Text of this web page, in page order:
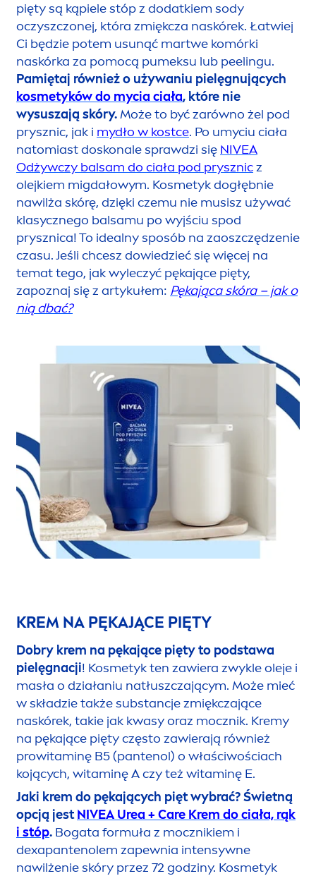
pięty są kąpiele stóp z dodatkiem sody
oczyszczonej, która zmiękcza naskórek. Łatwiej
Ci będzie potem usunąć martwe komórki
naskórka za pomocą pumeksu lub peelingu.
Pamiętaj również o używaniu pielęgnujących
kosmetyków do mycia ciała, które nie
wysuszają skóry.Może to być zarówno żel pod
prysznic, jak i mydło w kostce. Po umyciu ciała
natomiast doskonale sprawdzi się NIVEA
Odżywczy balsam do ciała pod prysznicz
olejkiem migdałowym. Kosmetyk dogłębnie
nawilża skórę, dzięki czemu nie musisz używać
klasycznego balsamu po wyjściu spod
prysznica! To idealny sposób na zaoszczędzenie
czasu. Jeśli chcesz dowiedzieć się więcej na
temat tego, jak wyleczyć pękające pięty,
zapoznaj się z artykułem: Pękająca skóra – jak o
nią dbać?
KREM NA PĘKAJĄCE PIĘTY
Dobry krem na pękające pięty to podstawa
pielęgnacji! Kosmetyk ten zawiera zwykle oleje i
masła o działaniu natłuszczającym. Może mieć
w składzie także substancje zmiękczające
naskórek, takie jak kwasy oraz mocznik. Kremy
na pękające pięty często zawierają również
prowitaminę B5 (pantenol) o właściwościach
kojących, witaminę A czy też witaminę E.
Jaki krem do pękających pięt wybrać?Świetną
opcją jestNIVEA Urea + Care Krem do ciała, rąk
i stóp. Bogata formuła z mocznikiem i
dexapantenolem zapewnia intensywne
nawilżenie skóry przez 72 godziny. Kosmetyk